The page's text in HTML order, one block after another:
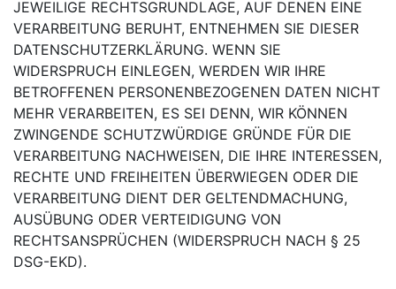
JEWEILIGE RECHTSGRUNDLAGE, AUF DENEN EINE
VERARBEITUNG BERUHT, ENTNEHMEN SIE DIESER
DATENSCHUTZERKLÄRUNG. WENN SIE
WIDERSPRUCH EINLEGEN, WERDEN WIR IHRE
BETROFFENEN PERSONENBEZOGENEN DATEN NICHT
MEHR VERARBEITEN, ES SEI DENN, WIR KÖNNEN
ZWINGENDE SCHUTZWÜRDIGE GRÜNDE FÜR DIE
VERARBEITUNG NACHWEISEN, DIE IHRE INTERESSEN,
RECHTE UND FREIHEITEN ÜBERWIEGEN ODER DIE
VERARBEITUNG DIENT DER GELTENDMACHUNG,
AUSÜBUNG ODER VERTEIDIGUNG VON
RECHTSANSPRÜCHEN (WIDERSPRUCH NACH § 25
DSG-EKD).